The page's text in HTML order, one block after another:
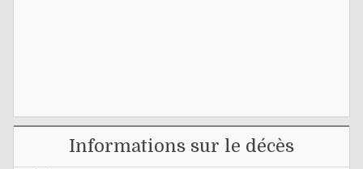
Informations sur le décès